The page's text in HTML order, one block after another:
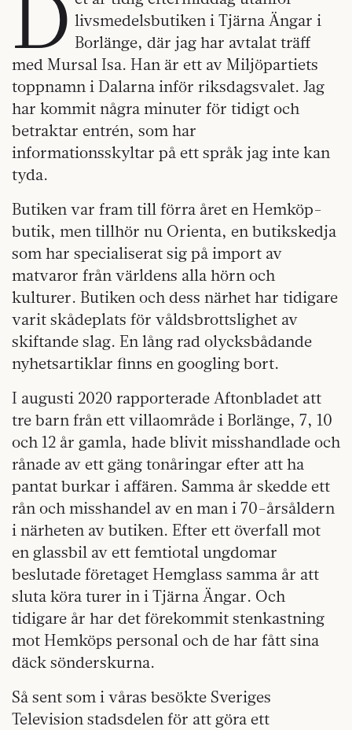
livsmedelsbutiken i Tjärna Ängar i
Borlänge, där jag har avtalat träff
med Mursal Isa. Han är ett av Miljöpartiets
toppnamn i Dalarna inför riksdagsvalet. Jag
har kommit några minuter för tidigt och
betraktar entrén, som har
informationsskyltar på ett språk jag inte kan
tyda.
Butiken var fram till förra året en Hemköp-
butik, men tillhör nu Orienta, en butikskedja
som har specialiserat sig på import av
matvaror från världens alla hörn och
kulturer. Butiken och dess närhet har tidigare
varit skådeplats för våldsbrottslighet av
skiftande slag. En lång rad olycksbådande
nyhetsartiklar finns en googling bort.
I augusti 2020 rapporterade Aftonbladet att
tre barn från ett villaområde i Borlänge, 7, 10
och 12 år gamla, hade blivit misshandlade och
rånade av ett gäng tonåringar efter att ha
pantat burkar i affären. Samma år skedde ett
rån och misshandel av en man i 70-årsåldern
i närheten av butiken. Efter ett överfall mot
en glassbil av ett femtiotal ungdomar
beslutade företaget Hemglass samma år att
sluta köra turer in i Tjärna Ängar. Och
tidigare år har det förekommit stenkastning
mot Hemköps personal och de har fått sina
däck sönderskurna.
Så sent som i våras besökte Sveriges
Television stadsdelen för att göra ett